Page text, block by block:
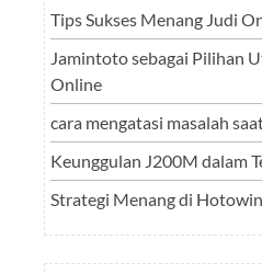
Tips Sukses Menang Judi
Jamintoto sebagai Pilihan
Online
cara mengatasi masalah
Keunggulan J200M dalam
Strategi Menang di